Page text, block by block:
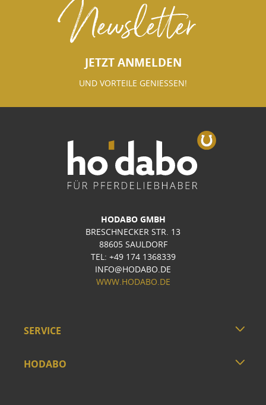
Newsletter
JETZT ANMELDEN
UND VORTEILE GENIESSEN!
HODABO GMBH
BRESCHNECKER STR. 13
88605 SAULDORF
TEL: +49 174 1368339
INFO@HODABO.DE
WWW.HODABO.DE
SERVICE
HODABO